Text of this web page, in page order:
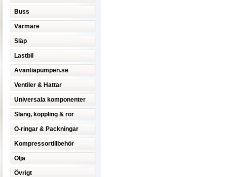
Buss
Värmare
Släp
Lastbil
Avantiapumpen.se
Ventiler & Hattar
Universala komponenter
Slang, koppling & rör
O-ringar & Packningar
Kompressortillbehör
Olja
Övrigt